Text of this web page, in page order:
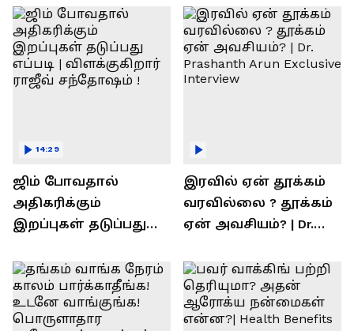
ஜிம் போவதால்
அதிகரிக்கும்
இறப்புகள் தடுப்பது
ராஜீவ் சந்தோஷம் !
14:29
இரவில் ஏன் தூக்கம்
வரவில்லை ? தூக்கம்
ஏன் அவசியம்? | Dr.
Interview